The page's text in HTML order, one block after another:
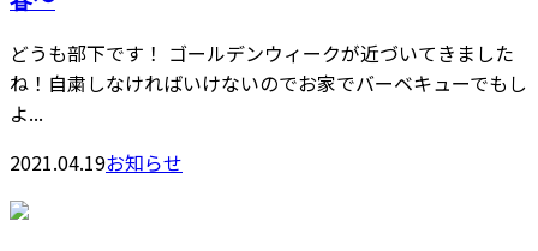
どうも部下です！ ゴールデンウィークが近づいてきました
ね！自粛しなければいけないのでお家でバーベキューでもし
よ...
2021.04.19お知らせ